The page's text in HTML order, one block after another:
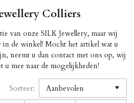
Colliers
van onze SILK Jewellery, maar wij
in de winkel! Mocht het artikel wat u
neemt u dan contact met ons op, wij
u mee naar de mogelijkheden!
Sorteer: